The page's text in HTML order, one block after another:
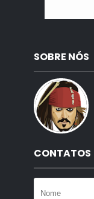
SOBRE NÓS
CONTATOS